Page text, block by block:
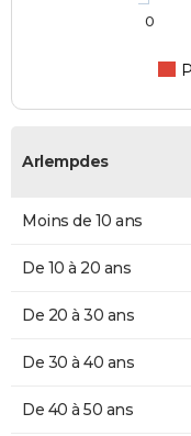
0
Arlempdes
Moins de 10 ans
De 10 à 20 ans
De 20 à 30 ans
De 30 à 40 ans
De 40 à 50 ans